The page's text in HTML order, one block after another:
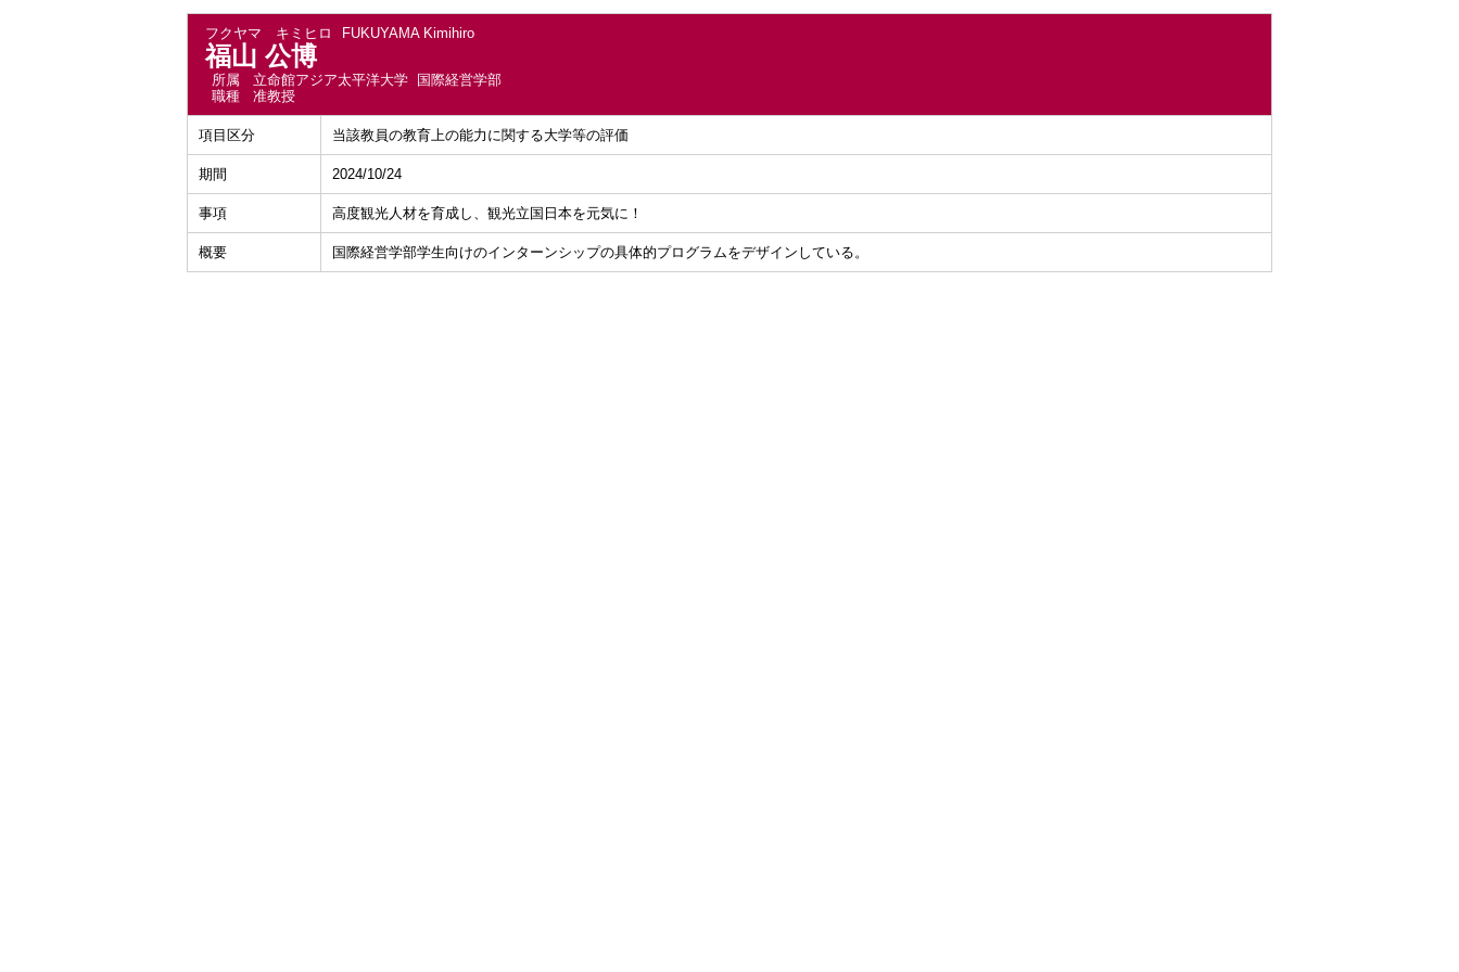
フクヤマ キミヒロ FUKUYAMA Kimihiro
福山 公博
所属
立命館アジア太平洋大学 国際経営学部
職種
准教授
項目区分 当該教員の教育上の能力に関する大学等の評価
期間 2024/10/24
事項 高度観光人材を育成し、観光立国日本を元気に！
概要 国際経営学部学生向けのインターンシップの具体的プログラムをデザインしている。